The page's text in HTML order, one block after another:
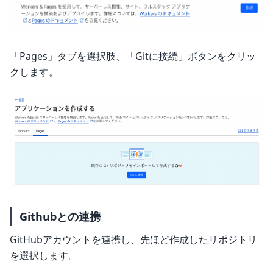
「Pages」タブを選択肢、「Gitに接続」ボタンをクリッ
クします。
Githubとの連携
GitHubアカウントを連携し、先ほど作成したリポジトリ
を選択します。